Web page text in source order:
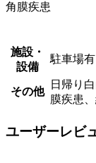
角膜疾患
施設・
設備
駐車場有
その他
日帰り
膜疾患
ユーザーレビ